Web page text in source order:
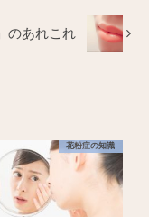
のあれこれ
花粉症の知識